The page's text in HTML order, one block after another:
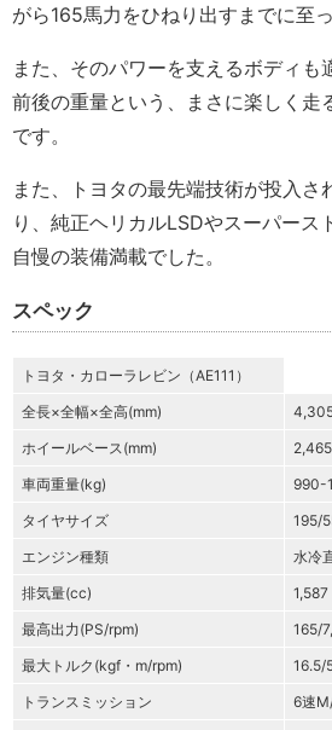
がら165馬力をひねり出すまでに至っ
また、そのパワーを支えるボディも
前後の重量という、まさに楽しく走
です。
また、トヨタの最先端技術が投入さ
り、純正ヘリカルLSDやスーパー
自慢の装備満載でした。
スペック
トヨタ・カローラレビン（AE111）
全長×全幅×全高(mm)
ホイールベース(mm)
2,465
車両重量(kg)
990-
タイヤサイズ
195/
エンジン種類
水冷
排気量(cc)
1,587
最高出力(PS/rpm)
165/
最大トルク(kgf・m/rpm)
16.5/
トランスミッション
6速